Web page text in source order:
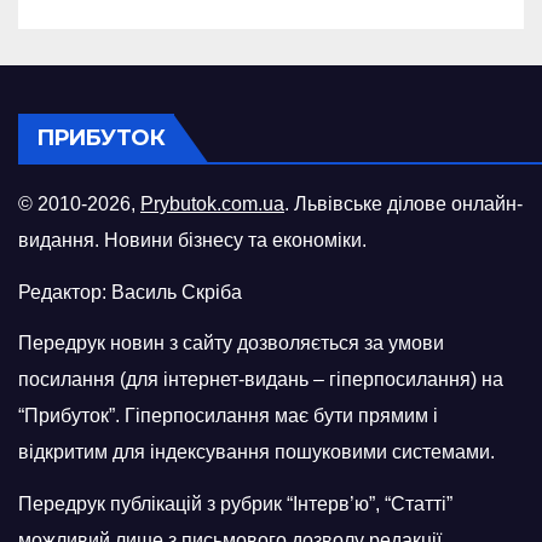
ПРИБУТОК
© 2010-2026, Prybutok.com.ua. Львівське ділове онлайн-
видання. Новини бізнесу та економіки.
Редактор: Василь Скріба
Передрук новин з сайту дозволяється за умови
посилання (для інтернет-видань – гіперпосилання) на
“Прибуток”. Гіперпосилання має бути прямим і
відкритим для індексування пошуковими системами.
Передрук публікацій з рубрик “Інтерв’ю”, “Статті”